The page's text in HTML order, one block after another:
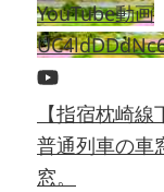
YouTube動画
【指宿枕崎
普通列車の車
窓。